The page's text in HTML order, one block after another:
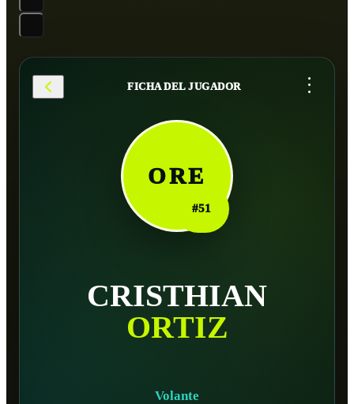
FICHA DEL JUGADOR ...
ORE
#51
CRISTHIAN
ORTIZ
Volante